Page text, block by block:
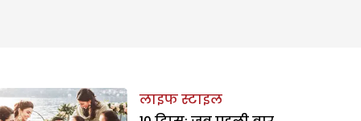
लाइफ स्टाइल